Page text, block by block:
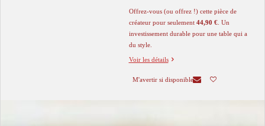
​Offrez-vous (ou offrez !) cette pièce de
créateur pour seulement 44,90 €. Un
investissement durable pour une table qui a
du style.
Voir les détails
M'avertir si disponible